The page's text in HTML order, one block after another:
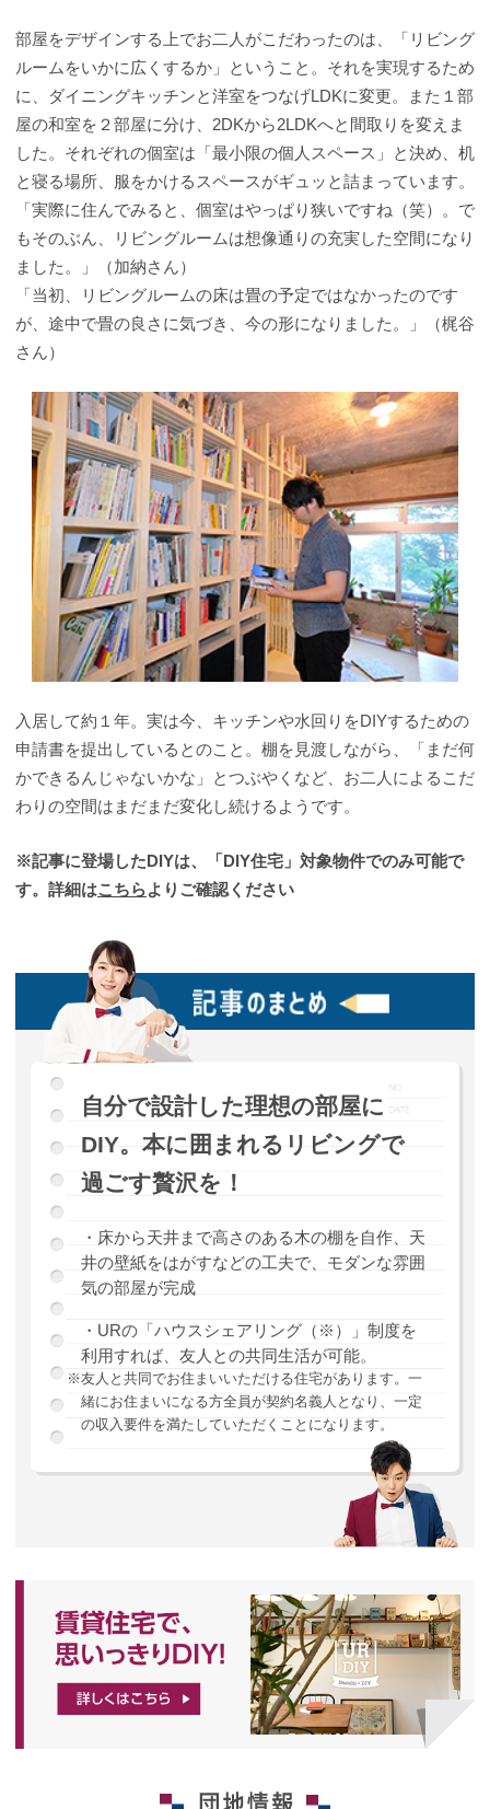
部屋をデザインする上でお二人がこだわったのは、「リビング
ルームをいかに広くするか」ということ。それを実現するため
に、ダイニングキッチンと洋室をつなげLDKに変更。また１部
屋の和室を２部屋に分け、2DKから2LDKへと間取りを変えま
した。それぞれの個室は「最小限の個人スペース」と決め、机
と寝る場所、服をかけるスペースがギュッと詰まっています。
「実際に住んでみると、個室はやっぱり狭いですね（笑）。で
もそのぶん、リビングルームは想像通りの充実した空間になり
ました。」（加納さん）
「当初、リビングルームの床は畳の予定ではなかったのです
が、途中で畳の良さに気づき、今の形になりました。」（梶谷
さん）
入居して約１年。実は今、キッチンや水回りをDIYするための
申請書を提出しているとのこと。棚を見渡しながら、「まだ何
かできるんじゃないかな」とつぶやくなど、お二人によるこだ
わりの空間はまだまだ変化し続けるようです。
※記事に登場したDIYは、「DIY住宅」対象物件でのみ可能で
す。詳細はこちらよりご確認ください
自分で設計した理想の部屋に
DIY。本に囲まれるリビングで
過ごす贅沢を！
・床から天井まで高さのある木の棚を自作、天
井の壁紙をはがすなどの工夫で、モダンな雰囲
気の部屋が完成
・URの「ハウスシェアリング（※）」制度を
利用すれば、友人との共同生活が可能。
※友人と共同でお住まいいただける住宅があります。一
緒にお住まいになる方全員が契約名義人となり、一定
の収入要件を満たしていただくことになります。